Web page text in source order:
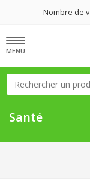
Nombre de
MENU
Santé